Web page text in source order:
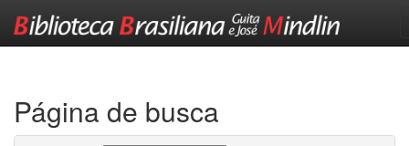
Página de busca